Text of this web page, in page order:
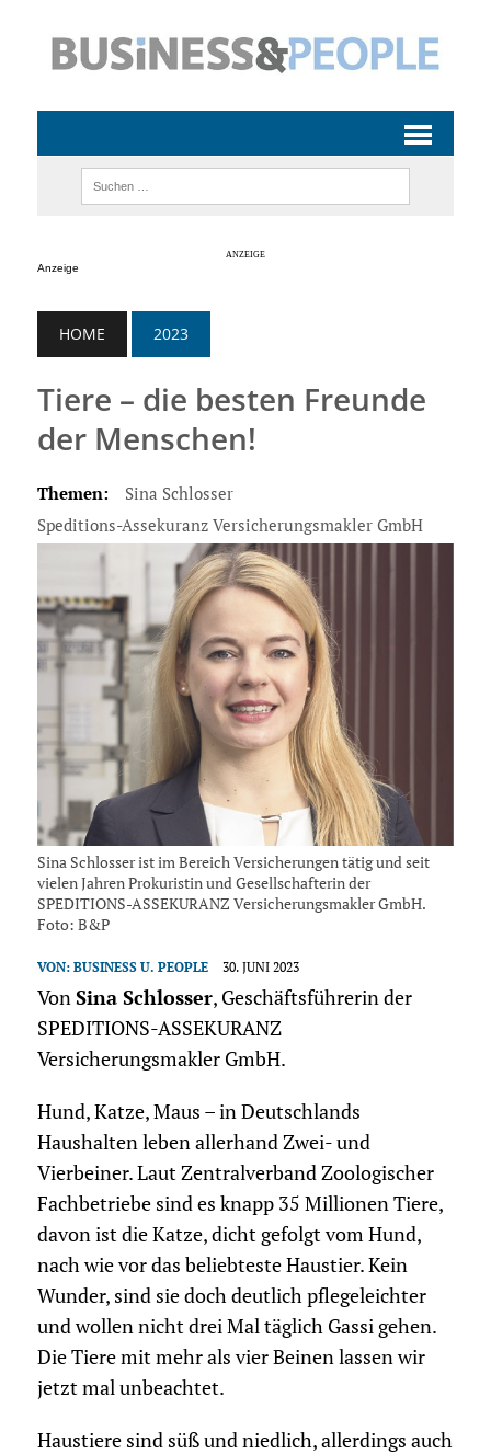
Anzeige
HOME 2023
Tiere – die besten Freunde
der Menschen!
Themen:
Sina Schlosser
Speditions-Assekuranz Versicherungsmakler GmbH
Sina Schlosser ist im Bereich Versicherungen tätig und seit
vielen Jahren Prokuristin und Gesellschafterin der
SPEDITIONS-ASSEKURANZ Versicherungsmakler GmbH.
Foto: B&P
VON: BUSINESS U. PEOPLE 30. JUNI 2023
VonSina Schlosser, Geschäftsführerin der
SPEDITIONS-ASSEKURANZ
Versicherungsmakler GmbH.
Hund, Katze, Maus – in Deutschlands
Haushalten leben allerhand Zwei- und
Vierbeiner. Laut Zentralverband Zoologischer
Fachbetriebe sind es knapp 35 Millionen Tiere,
davon ist die Katze, dicht gefolgt vom Hund,
nach wie vor das beliebteste Haustier. Kein
Wunder, sind sie doch deutlich pflegeleichter
und wollen nicht drei Mal täglich Gassi gehen.
Die Tiere mit mehr als vier Beinen lassen wir
jetzt mal unbeachtet.
Haustiere sind süß und niedlich, allerdings auch